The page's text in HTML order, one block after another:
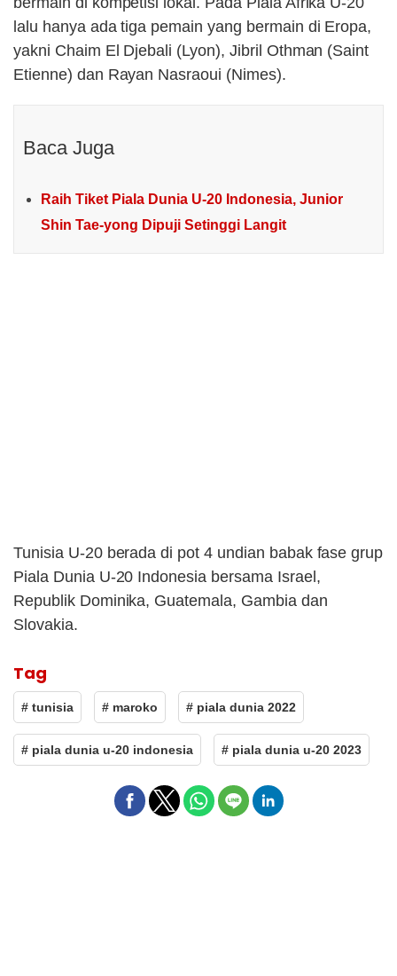
lalu hanya ada tiga pemain yang bermain di Eropa,
yakni Chaim El Djebali (Lyon), Jibril Othman (Saint
Etienne) dan Rayan Nasraoui (Nimes).
Baca Juga
Raih Tiket Piala Dunia U-20 Indonesia, Junior
Shin Tae-yong Dipuji Setinggi Langit
Tunisia U-20 berada di pot 4 undian babak fase grup
Piala Dunia U-20 Indonesia bersama Israel,
Republik Dominika, Guatemala, Gambia dan
Slovakia.
Tag
# tunisia # maroko # piala dunia 2022
# piala dunia u-20 indonesia # piala dunia u-20 2023